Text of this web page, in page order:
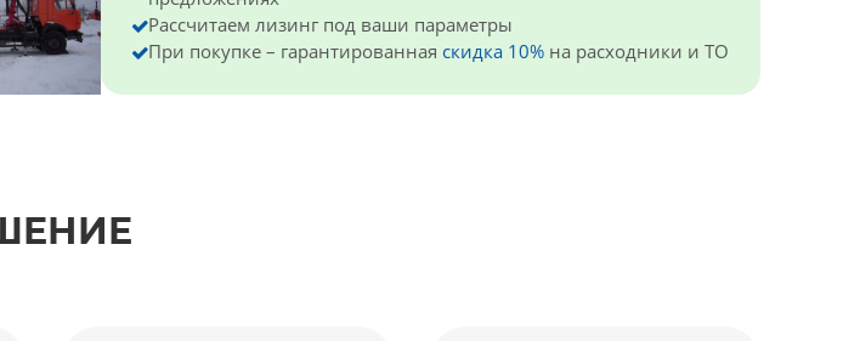
Рассчитаем лизинг под ваши параметры
При покупке – гарантированная скидка 10% на расходники и ТО